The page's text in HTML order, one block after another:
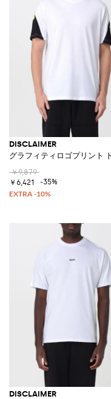
DISCLAIMER
グラフィティロゴプリント
￥9,879
￥6,421
-35%
DISCLAIMER